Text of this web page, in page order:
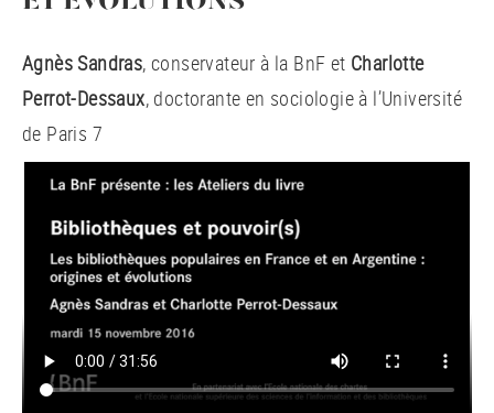
Agnès Sandras, conservateur à la BnF et Charlotte
Perrot-Dessaux, doctorante en sociologie à l’Université
de Paris 7